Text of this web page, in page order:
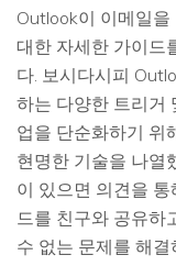
Outlook이 이메일
대한 자세한 가이드
다. 보시다시피
하는 다양한 트리거
업을 단순화하기 위
현명한 기술을 나열
이 있으면 의견을
드를 친구와 공유
수 없는 문제를 해결